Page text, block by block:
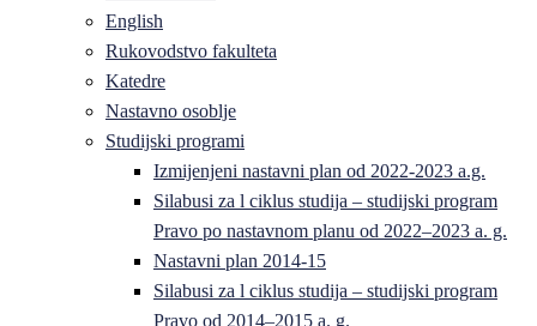
English
Rukovodstvo fakulteta
Katedre
Nastavno osoblje
Studijski programi
Izmijenjeni nastavni plan od 2022-2023 a.g.
Silabusi za l ciklus studija – studijski program
Pravo po nastavnom planu od 2022–2023 a. g.
Nastavni plan 2014-15
Silabusi za l ciklus studija – studijski program
Pravo od 2014–2015 a. g.